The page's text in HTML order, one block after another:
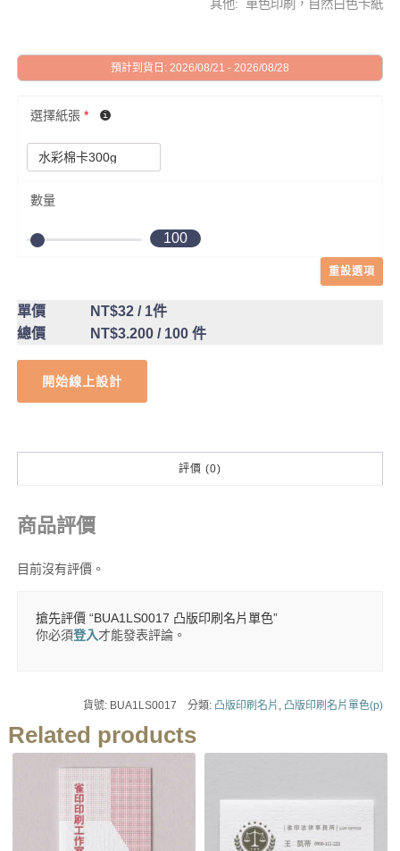
其他: 單色印刷，自然白色卡紙
預計到貨日: 2026/08/21 - 2026/08/28
選擇紙張 *
數量
100
重設選項
單價 NT$32/ 1件
總價
NT$3.200/ 100 件
開始線上設計
評價 (0)
商品評價
目前沒有評價。
搶先評價 “BUA1LS0017 凸版印刷名片單色”
你必須登入才能發表評論。
貨號: BUA1LS0017 分類: 凸版印刷名片 凸版印刷名片單色(p)
Related products